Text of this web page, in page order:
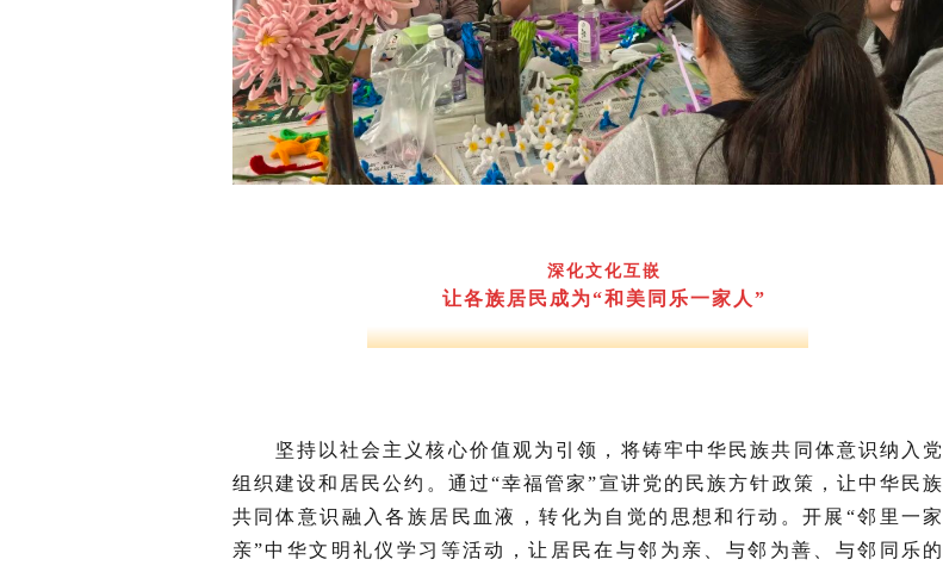
深化文化互嵌
让各族居民成为“和美同乐一家人”
坚持以社会主义核心价值观为引领，将铸牢中华民族共同体意识纳入党
组织建设和居民公约。通过“幸福管家”宣讲党的民族方针政策，让中华民族
共同体意识融入各族居民血液，转化为自觉的思想和行动。开展“邻里一家
亲”中华文明礼仪学习等活动，让居民在与邻为亲、与邻为善、与邻同乐的